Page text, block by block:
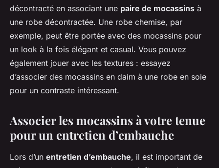
décontracté en associant une paire de mocassins à
une robe décontractée. Une robe chemise, par
exemple, peut être portée avec des mocassins pour
un look à la fois élégant et casual. Vous pouvez
également jouer avec les textures : essayez
d’associer des mocassins en daim à une robe en soie
pour un contraste intéressant.
Associer les mocassins à votre tenue
pour un entretien d’embauche
Lors d’un entretien d’embauche, il est important de